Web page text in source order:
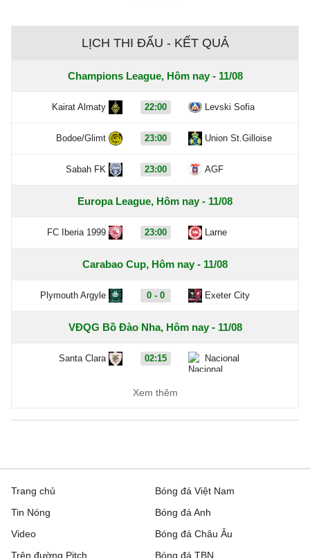
LỊCH THI ĐẤU - KẾT QUẢ
Champions League, Hôm nay - 11/08
Kairat Almaty 22:00 Levski Sofia
Bodoe/Glimt 23:00 Union St.Gilloise
Sabah FK 23:00 AGF
Europa League, Hôm nay - 11/08
FC Iberia 1999 23:00 Larne
Carabao Cup, Hôm nay - 11/08
Plymouth Argyle 0 - 0 Exeter City
VĐQG Bồ Đào Nha, Hôm nay - 11/08
Santa Clara 02:15 Nacional
VĐQG Argentina, Hôm nay - 11/08
Santiago
Hạng 2 Bồ Đào Nha, Hôm nay - 11/08
1 - 0 Leixoes
Xem thêm
Trang chủ
Tin Nóng
Video
Trên đường Pitch
Bóng đá Việt Nam
Bóng đá Anh
Bóng đá Châu Âu
Bóng đá TBN